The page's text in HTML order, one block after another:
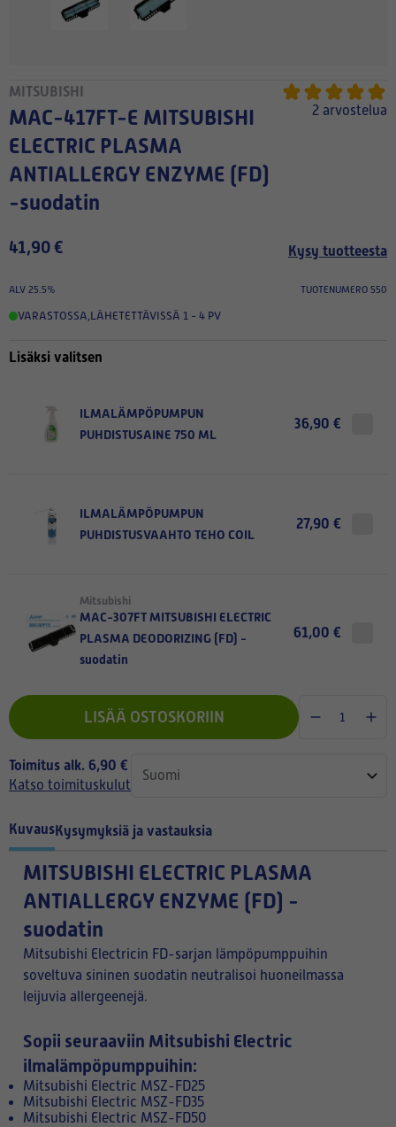
MITSUBISHI
MAC-417FT-E MITSUBISHI
ELECTRIC PLASMA
ANTIALLERGY ENZYME (FD)
-suodatin
2 arvostelua
41,90 € Kysy tuotteesta
ALV 25.5% TUOTENUMERO 550
VARASTOSSA,LÄHETETTÄVISSÄ 1 - 4 PV
Lisäksi valitsen
ILMALÄMPÖPUMPUN
PUHDISTUSAINE 750 ML
36,90 €
ILMALÄMPÖPUMPUN
PUHDISTUSVAAHTO TEHO COIL
27,90 €
Mitsubishi
MAC-307FT MITSUBISHI ELECTRIC
PLASMA DEODORIZING (FD) -
suodatin
61,00 €
LISÄÄ OSTOSKORIIN
Toimitus alk. 6,90 €
Katso toimituskulut
KuvausKysymyksiä ja vastauksia
MITSUBISHI ELECTRIC PLASMA
ANTIALLERGY ENZYME (FD) -
suodatin
Mitsubishi Electricin FD-sarjan lämpöpumppuihin
soveltuva sininen suodatin neutralisoi huoneilmassa
leijuvia allergeenejä.
Sopii seuraaviin Mitsubishi Electric
ilmalämpöpumppuihin:
Mitsubishi Electric MSZ-FD25
Mitsubishi Electric MSZ-FD35
Mitsubishi Electric MSZ-FD50